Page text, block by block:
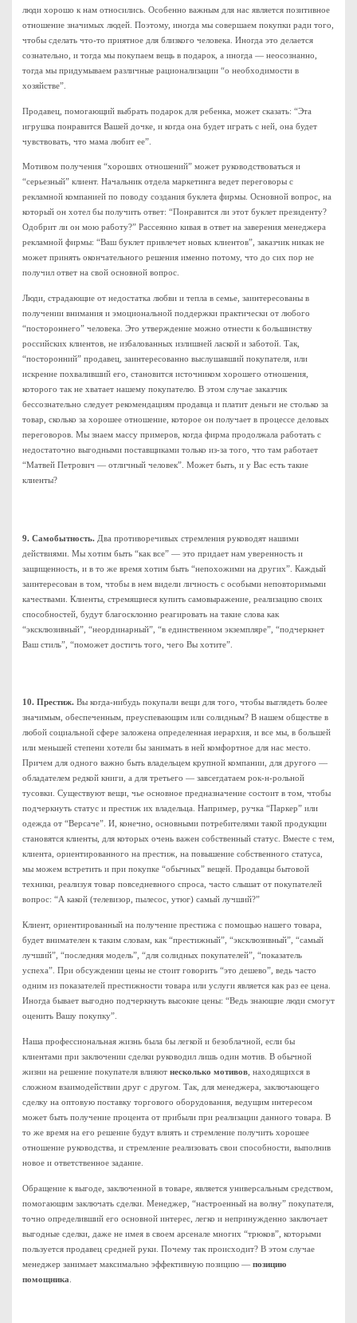
люди хорошо к нам относились. Особенно важным для нас является позитивное
отношение значимых людей. Поэтому, иногда мы совершаем покупки ради того,
чтобы сделать что-то приятное для близкого человека. Иногда это делается
сознательно, и тогда мы покупаем вещь в подарок, а иногда — неосознанно,
тогда мы придумываем различные рационализации “о необходимости в
хозяйстве”.
Продавец, помогающий выбрать подарок для ребенка, может сказать: “Эта
игрушка понравится Вашей дочке, и когда она будет играть с ней, она будет
чувствовать, что мама любит ее”.
Мотивом получения “хороших отношений” может руководствоваться и
“серьезный” клиент. Начальник отдела маркетинга ведет переговоры с
рекламной компанией по поводу создания буклета фирмы. Основной вопрос, на
который он хотел бы получить ответ: “Понравится ли этот буклет президенту?
Одобрит ли он мою работу?” Рассеянно кивая в ответ на заверения менеджера
рекламной фирмы: “Ваш буклет привлечет новых клиентов”, заказчик никак не
может принять окончательного решения именно потому, что до сих пор не
получил ответ на свой основной вопрос.
Люди, страдающие от недостатка любви и тепла в семье, заинтересованы в
получении внимания и эмоциональной поддержки практически от любого
“постороннего” человека. Это утверждение можно отнести к большинству
российских клиентов, не избалованных излишней лаской и заботой. Так,
“посторонний” продавец, заинтересованно выслушавший покупателя, или
искренне похваливший его, становится источником хорошего отношения,
которого так не хватает нашему покупателю. В этом случае заказчик
бессознательно следует рекомендациям продавца и платит деньги не столько за
товар, сколько за хорошее отношение, которое он получает в процессе деловых
переговоров. Мы знаем массу примеров, когда фирма продолжала работать с
недостаточно выгодными поставщиками только из-за того, что там работает
“Матвей Петрович — отличный человек”. Может быть, и у Вас есть такие
клиенты?
9. Самобытность. Два противоречивых стремления руководят нашими
действиями. Мы хотим быть “как все” — это придает нам уверенность и
защищенность, и в то же время хотим быть “непохожими на других”. Каждый
заинтересован в том, чтобы в нем видели личность с особыми неповторимыми
качествами. Клиенты, стремящиеся купить самовыражение, реализацию своих
способностей, будут благосклонно реагировать на такие слова как
“эксклюзивный”, “неординарный”, “в единственном экземпляре”, “подчеркнет
Ваш стиль”, “поможет достичь того, чего Вы хотите”.
10. Престиж. Вы когда-нибудь покупали вещи для того, чтобы выглядеть более
значимым, обеспеченным, преуспевающим или солидным? В нашем обществе в
любой социальной сфере заложена определенная иерархия, и все мы, в большей
или меньшей степени хотели бы занимать в ней комфортное для нас место.
Причем для одного важно быть владельцем крупной компании, для другого —
обладателем редкой книги, а для третьего — завсегдатаем рок-н-рольной
тусовки. Существуют вещи, чье основное предназначение состоит в том, чтобы
подчеркнуть статус и престиж их владельца. Например, ручка “Паркер” или
одежда от “Версаче”. И, конечно, основными потребителями такой продукции
становятся клиенты, для которых очень важен собственный статус. Вместе с тем,
клиента, ориентированного на престиж, на повышение собственного статуса,
мы можем встретить и при покупке “обычных” вещей. Продавцы бытовой
техники, реализуя товар повседневного спроса, часто слышат от покупателей
вопрос: “А какой (телевизор, пылесос, утюг) самый лучший?”
Клиент, ориентированный на получение престижа с помощью нашего товара,
будет внимателен к таким словам, как “престижный”, “эксклюзивный”, “самый
лучший”, “последняя модель”, “для солидных покупателей”, “показатель
успеха”. При обсуждении цены не стоит говорить “это дешево”, ведь часто
одним из показателей престижности товара или услуги является как раз ее цена.
Иногда бывает выгодно подчеркнуть высокие цены: “Ведь знающие люди смогут
оценить Вашу покупку”.
Наша профессиональная жизнь была бы легкой и безоблачной, если бы
клиентами при заключении сделки руководил лишь один мотив. В обычной
жизни на решение покупателя влияют несколько мотивов, находящихся в
сложном взаимодействии друг с другом. Так, для менеджера, заключающего
сделку на оптовую поставку торгового оборудования, ведущим интересом
может быть получение процента от прибыли при реализации данного товара. В
то же время на его решение будут влиять и стремление получить хорошее
отношение руководства, и стремление реализовать свои способности, выполнив
новое и ответственное задание.
Обращение к выгоде, заключенной в товаре, является универсальным средством,
помогающим заключать сделки. Менеджер, “настроенный на волну” покупателя,
точно определивший его основной интерес, легко и непринужденно заключает
выгодные сделки, даже не имея в своем арсенале многих “трюков”, которыми
пользуется продавец средней руки. Почему так происходит? В этом случае
менеджер занимает максимально эффективную позицию — позицию
помощника